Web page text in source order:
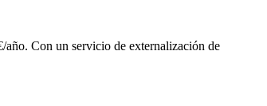
año. Con un servicio de externalización de